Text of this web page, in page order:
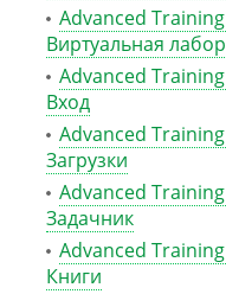
Advanced
Виртуальная
Advanced
Вход
Advanced
Загрузки
Advanced
Задачник
Advanced
Книги